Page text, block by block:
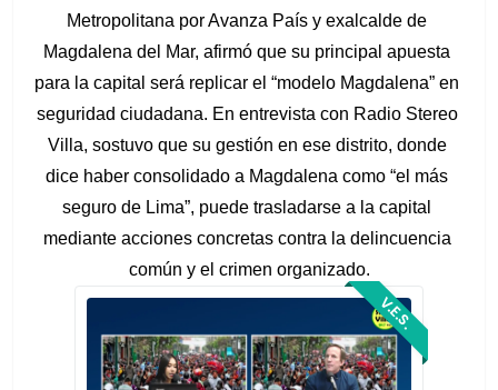
Metropolitana por Avanza País y exalcalde de
Magdalena del Mar, afirmó que su principal apuesta
para la capital será replicar el “modelo Magdalena” en
seguridad ciudadana. En entrevista con Radio Stereo
Villa, sostuvo que su gestión en ese distrito, donde
dice haber consolidado a Magdalena como “el más
seguro de Lima”, puede trasladarse a la capital
mediante acciones concretas contra la delincuencia
común y el crimen organizado.
V.E.S.